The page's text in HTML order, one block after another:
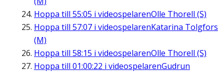
Hoppa till 55:05 i videospelarenOlle Thorell (S)
Hoppa till 57:07 i videospelarenKatarina Tolgfors
(M)
Hoppa till 58:15 i videospelarenOlle Thorell (S)
Hoppa till 01:00:22 i videospelarenGudrun